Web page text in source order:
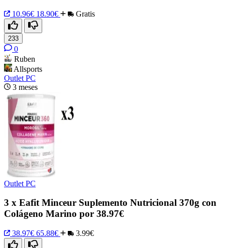
10.96€ 18.90€ Gratis
233
0
Ruben
Allsports
Outlet PC
3 meses
Outlet PC
3 x Eafit Minceur Suplemento Nutricional 370g con
Colágeno Marino por 38.97€
38.97€ 65.88€ 3.99€